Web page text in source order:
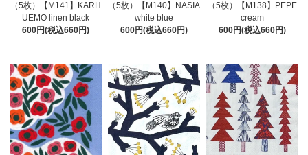
（5枚）【M141】KARH
UEMO linen black
600円(税込660円)
（5枚）【M140】NASIA
white blue
600円(税込660円)
（5枚）【M138】PEPE
cream
600円(税込660円)